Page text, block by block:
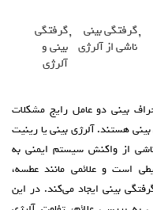
,گرفتگی بینی
ناشی از آلرژی
,گرفتگی
بینی و
آلرژی
بینی دو عامل رایج مشکلات
هستند. آلرژی بینی یا رینیت
ناشی از واکنش سیستم ایمنی به
است و علائمی مانند عطسه،
بینی ایجاد می‌کند. در این